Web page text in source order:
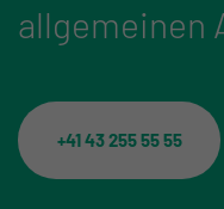
allgemeinen
+41 43 255 55 55